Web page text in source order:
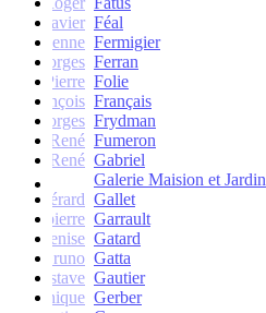
Xavier Féal
Etienne Fermigier
Georges Ferran
Pierre Folie
François Français
Georges Frydman
René Fumeron
René Gabriel
Galerie Maision et Jardin
Gérard Gallet
Jean-pierre Garrault
Denise Gatard
Bruno Gatta
Gustave Gautier
Monique Gerber